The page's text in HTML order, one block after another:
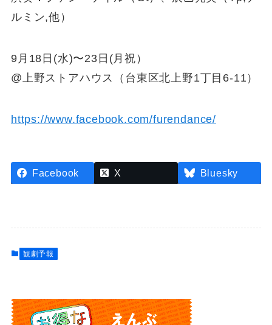
ルミン,他）
9月18日(水)〜23日(月祝）
@上野ストアハウス（台東区北上野1丁目6-11）
https://www.facebook.com/furendance/
Facebook X Bluesky
観劇予報